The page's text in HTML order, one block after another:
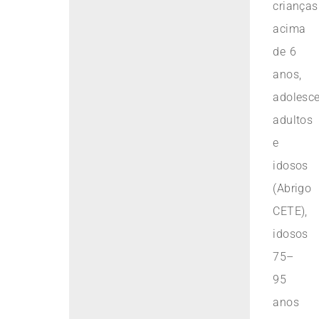
crianças
acima
de 6
anos,
adultos
e
idosos
(Abrigo
CETE),
idosos
75–
95
anos